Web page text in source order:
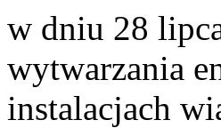
w dniu 28
wytwarzania
instalacjach